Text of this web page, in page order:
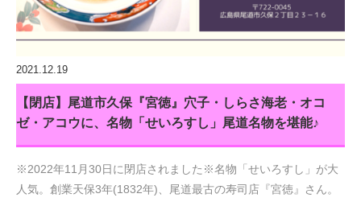
2021.12.19
【閉店】尾道市久保『宮徳』穴子・しらさ海老・オコ
ゼ・アコウに、名物「せいろすし」尾道名物を堪能♪
※2022年11月30日に閉店されました※名物「せいろすし」が大
人気。創業天保3年(1832年)、尾道最古の寿司店『宮徳』さん。